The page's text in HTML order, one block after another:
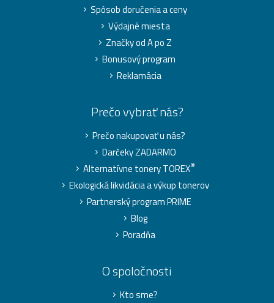
Spôsob doručenia a ceny
Výdajné miesta
Značky od A po Z
Bonusový program
Reklamácia
Prečo vybrať nás?
Prečo nakupovať u nás?
Darčeky ZADARMO
Alternatívne tonery TOREX®
Ekologická likvidácia a výkup tonerov
Partnerský program PRIME
Blog
Poradňa
O spoločnosti
Kto sme?